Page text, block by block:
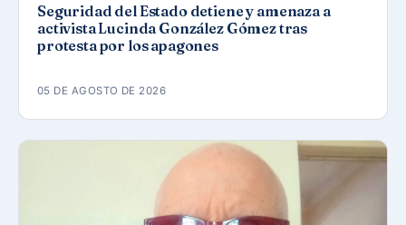
Seguridad del Estado detiene y amenaza a
activista Lucinda González Gómez tras
protesta por los apagones
05 DE AGOSTO DE 2026